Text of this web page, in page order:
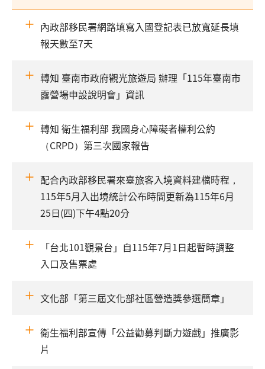
內政部移民署網路填寫入國登記表已放寬延長填
報天數至7天
轉知 臺南市政府觀光旅遊局 辦理「115年臺南市
露營場申設說明會」資訊
轉知 衛生福利部 我國身心障礙者權利公約
（CRPD）第三次國家報告
配合內政部移民署來臺旅客入境資料建檔時程，
115年5月入出境統計公布時間更新為115年6月
25日(四)下午4點20分
「台北101觀景台」自115年7月1日起暫時調整
入口及售票處
文化部「第三屆文化部社區營造獎參選簡章」
衛生福利部宣傳「公益勸募判斷力遊戲」推廣影
片